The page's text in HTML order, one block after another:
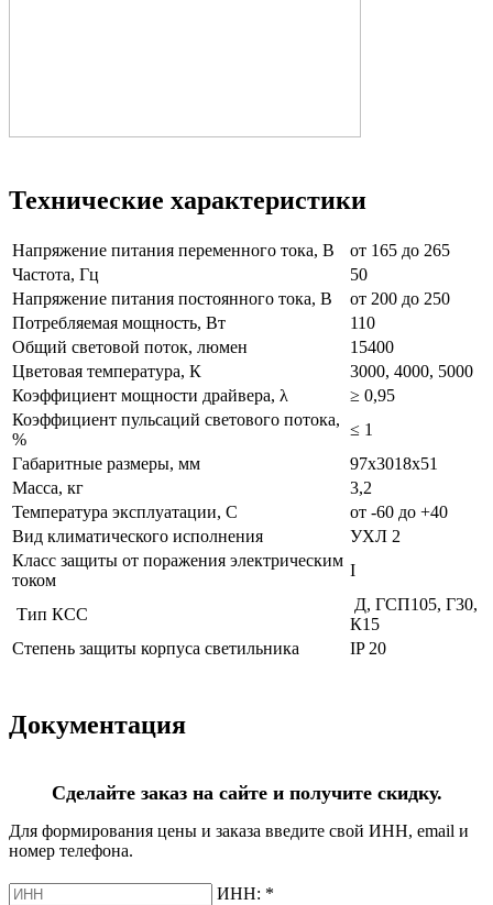
Технические характеристики
Напряжение питания переменного тока, В
от 165 до 265
Частота, Гц
50
Напряжение питания постоянного тока, В
от 200 до 250
Потребляемая мощность, Вт
110
Общий световой поток, люмен
15400
Цветовая температура, К
3000, 4000, 5000
Коэффициент мощности драйвера, λ
≥ 0,95
Коэффициент пульсаций светового потока,
%
≤ 1
Габаритные размеры, мм
97х3018х51
Масса, кг
3,2
Температура эксплуатации, С
от -60 до +40
Вид климатического исполнения
УХЛ 2
Класс защиты от поражения электрическим
током
I
Тип КСС
Д, ГСП105, Г30,
К15
Степень защиты корпуса светильника
IP 20
Документация
Сделайте заказ на сайте и получите скидку.
Для формирования цены и заказа введите свой ИНН, email и
номер телефона.
ИНН: *